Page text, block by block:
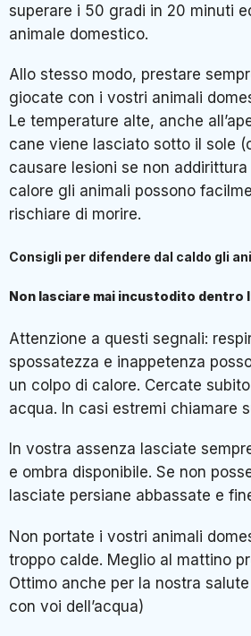
superare i 50 gradi in 20 minuti
animale domestico.
Allo stesso modo, prestare
giocate con i vostri animali
Le temperature alte, anche
cane viene lasciato sotto il sole
causare lesioni se non
calore gli animali possono
rischiare di morire.
Consigli per difendere dal caldo gli
Non lasciare mai incustodito dentro
Attenzione a questi segnali:
spossatezza e inappetenza
un colpo di calore. Cercate
acqua. In casi estremi chiamare
In vostra assenza lasciate
e ombra disponibile. Se non
lasciate persiane abbassate e
Non portate i vostri animali
troppo calde. Meglio al mattino
Ottimo anche per la nostra
con voi dell’acqua)